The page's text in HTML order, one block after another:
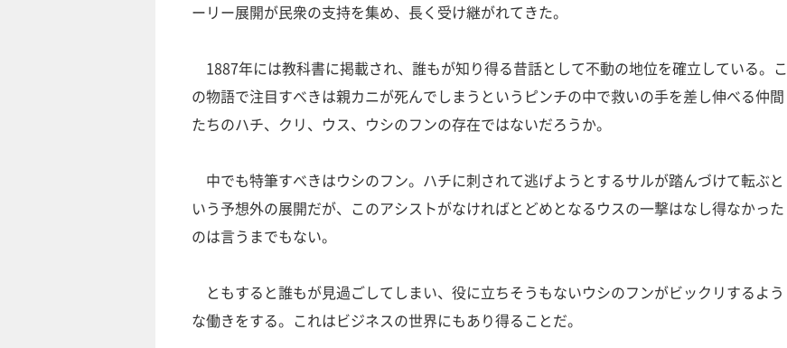
ーリー展開が民衆の支持を集め、長く受け継がれてきた。
1887年には教科書に掲載され、誰もが知り得る昔話として不動の地位を確立している。こ
の物語で注目すべきは親カニが死んでしまうというピンチの中で救いの手を差し伸べる仲間
たちのハチ、クリ、ウス、ウシのフンの存在ではないだろうか。
中でも特筆すべきはウシのフン。ハチに刺されて逃げようとするサルが踏んづけて転ぶと
いう予想外の展開だが、このアシストがなければとどめとなるウスの一撃はなし得なかった
のは言うまでもない。
ともすると誰もが見過ごしてしまい、役に立ちそうもないウシのフンがビックリするよう
な働きをする。これはビジネスの世界にもあり得ることだ。